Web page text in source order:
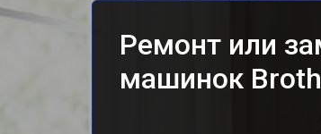
Ремонт или
машинок